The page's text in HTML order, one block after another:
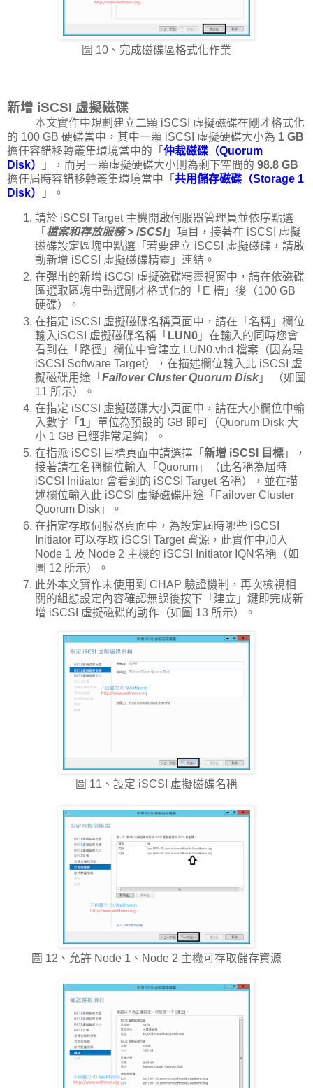
圖 10、完成磁碟區格式化作業
新增 iSCSI 虛擬磁碟
本文實作中規劃建立二顆 iSCSI 虛擬磁碟在剛才格式化
的 100 GB 硬碟當中，其中一顆 iSCSI 虛擬硬碟大小為 1 GB
擔任容錯移轉叢集環境當中的「 仲裁磁碟（Quorum
Disk）
」，而另一顆虛擬硬碟大小則為剩下空間的 98.8 GB
擔任屆時容錯移轉叢集環境當中「 共用儲存磁碟（Storage 1
Disk）
」。
請於 iSCSI Target 主機開啟伺服器管理員並依序點選
「 檔案和存放服務 > iSCSI」項目，接著在 iSCSI 虛擬
磁碟設定區塊中點選「若要建立 iSCSI 虛擬磁碟，請啟
動新增 iSCSI 虛擬磁碟精靈」連結。
在彈出的新增 iSCSI 虛擬磁碟精靈視窗中，請在依磁碟
區選取區塊中點選剛才格式化的「E 槽」後（100 GB
硬碟）。
在指定 iSCSI 虛擬磁碟名稱頁面中，請在「名稱」欄位
輸入iSCSI 虛擬磁碟名稱「 LUN0 」在輸入的同時您會
看到在「路徑」欄位中會建立 LUN0.vhd 檔案（因為是
iSCSI Software Target），在描述欄位輸入此 iSCSI 虛
擬磁碟用途「 Failover Cluster Quorum Disk 」 （如圖
11 所示）。
在指定 iSCSI 虛擬磁碟大小頁面中，請在大小欄位中輸
入數字「 1 」單位為預設的 GB 即可（Quorum Disk 大
小 1 GB 已經非常足夠）。
在指派 iSCSI 目標頁面中請選擇「 新增 iSCSI 目標 」，
接著請在名稱欄位輸入「Quorum」（此名稱為屆時
iSCSI Initiator 會看到的 iSCSI Target 名稱），並在描
述欄位輸入此 iSCSI 虛擬磁碟用途「Failover Cluster
Quorum Disk」。
在指定存取伺服器頁面中，為設定屆時哪些 iSCSI
Initiator 可以存取 iSCSI Target 資源，此實作中加入
Node 1 及 Node 2 主機的 iSCSI Initiator IQN名稱（如
圖 12 所示）。
此外本文實作未使用到 CHAP 驗證機制，再次檢視相
關的組態設定內容確認無誤後按下「建立」鍵即完成新
增 iSCSI 虛擬磁碟的動作（如圖 13 所示）。
圖 11、設定 iSCSI 虛擬磁碟名稱
圖 12、允許 Node 1、Node 2 主機可存取儲存資源